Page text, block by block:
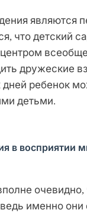
являются
что детский
дружеские
дней ребенок
детьми.
в
ведь именно